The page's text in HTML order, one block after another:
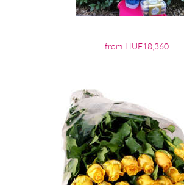
from HUF18,360